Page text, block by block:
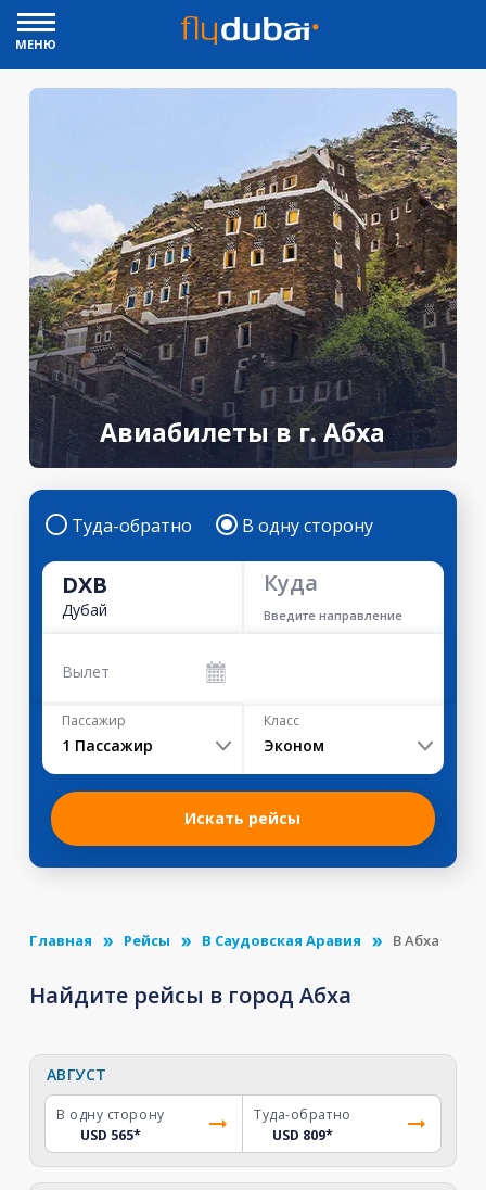
МЕНЮ
Авиабилеты в г. Абха
Туда-обратно В одну сторону
DXB
Дубай
Куда
Введите направление
Вылет
Пассажир
1 Пассажир
Класс
Эконом
Искать рейсы
Главная Рейсы В Саудовская Аравия В Абха
Найдите рейсы в город Абха
АВГУСТ
В одну сторону
USD 565*
Туда-обратно
USD 809*